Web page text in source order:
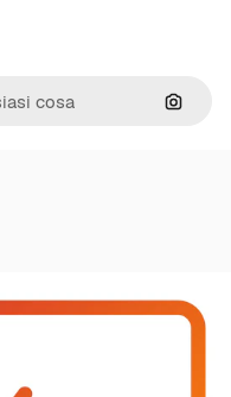
Cerca